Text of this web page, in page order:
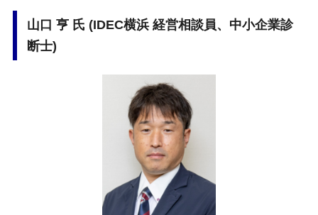
山口 亨 氏 (IDEC横浜 経営相談員、中小企業診
断士)